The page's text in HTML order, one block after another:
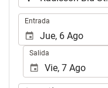
Entrada
Salida